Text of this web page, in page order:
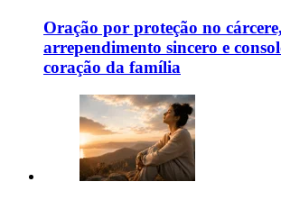
Oração por proteção no cárcere,
arrependimento sincero e
coração da família